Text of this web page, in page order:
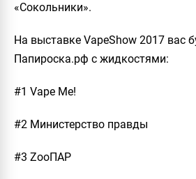
«Сокольники».
На выставке VapeShow 2017 вас
Папироска.рф с жидкостями:
#1 Vape Me!
#2 Министерство правды
#3 ZooПАР